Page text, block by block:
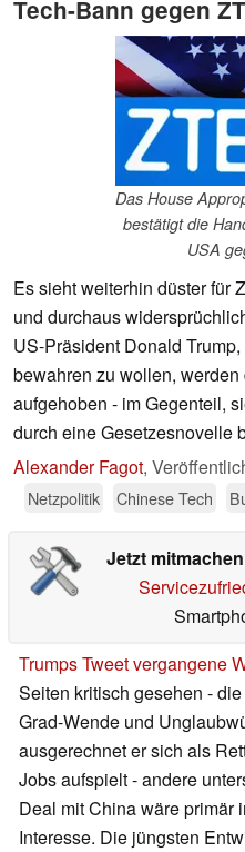
Tech-Bann gegen
Das House
bestätigt die
USA
Es sieht weiterhin düster für
und durchaus
US-Präsident Donald
bewahren zu wollen,
aufgehoben - im Gegenteil,
durch eine Gesetzesnovelle
Alexander Fagot,
Netzpolitik
Chinese Tech
Jetzt
Trumps Tweet vergangene
Seiten kritisch gesehen -
Grad-Wende und
ausgerechnet er sich als
Jobs aufspielt - andere
Deal mit China wäre primär
Interesse. Die jüngsten